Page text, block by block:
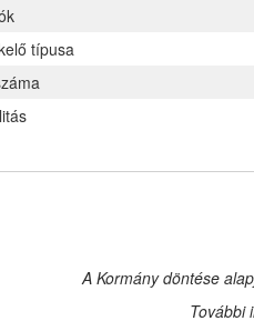
típusa
A Kormány döntése
További